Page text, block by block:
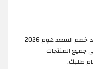
السعد هوم 2026
إضافي 4% على جميع المنتجات
طلبك.